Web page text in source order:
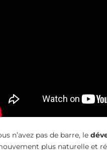
n’avez pas de barre, le
plus naturelle et